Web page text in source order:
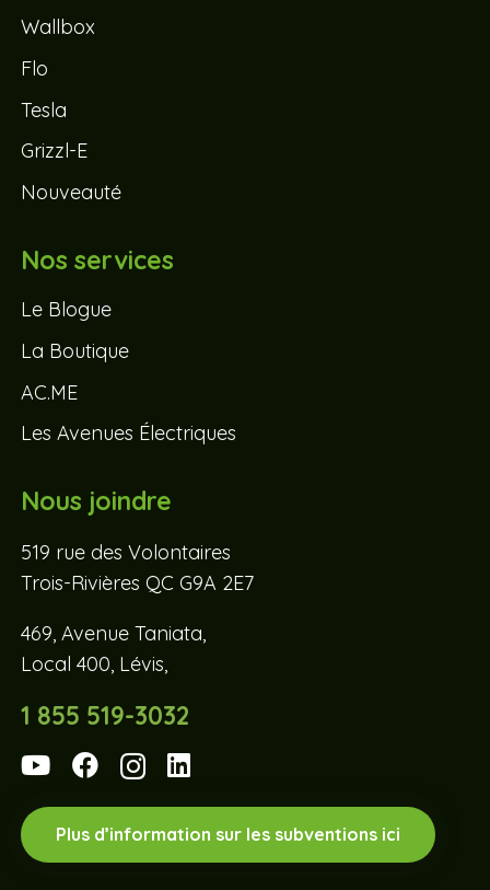
Wallbox
Flo
Tesla
Grizzl-E
Nouveauté
Nos services
Le Blogue
La Boutique
AC.ME
Les Avenues Électriques
Nous joindre
519 rue des Volontaires
Trois-Rivières QC G9A 2E7
469, Avenue Taniata,
Local 400, Lévis,
1 855 519-3032
Plus d’information sur les subventions ici